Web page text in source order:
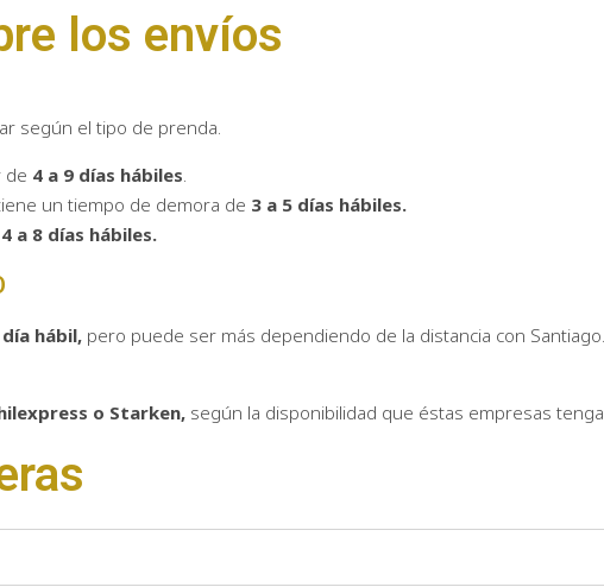
los envíos
según el tipo de prenda.
de 4 a 9 días hábiles.
un tiempo de demora de 3 a 5 días hábiles.
4 a 8 días hábiles.
día hábil, pero puede ser más dependiendo de la distancia con
o Starken, según la disponibilidad que éstas empresas